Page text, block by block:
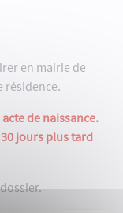
en mairie de
résidence.
de naissance.
jours plus tard